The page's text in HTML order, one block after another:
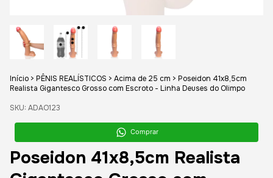
Início > PÊNIS REALÍSTICOS > Acima de 25 cm > Poseidon 41x8,5cm
Realista Gigantesco Grosso com Escroto - Linha Deuses do Olimpo
SKU: ADAO123
Comprar
Poseidon 41x8,5cm Realista